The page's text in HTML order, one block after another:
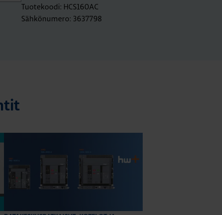
Tuotekoodi: HCS160AC
Sähkönumero: 3637798